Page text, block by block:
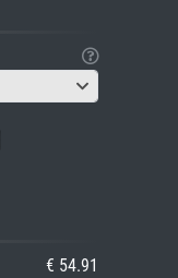
€ 54.91